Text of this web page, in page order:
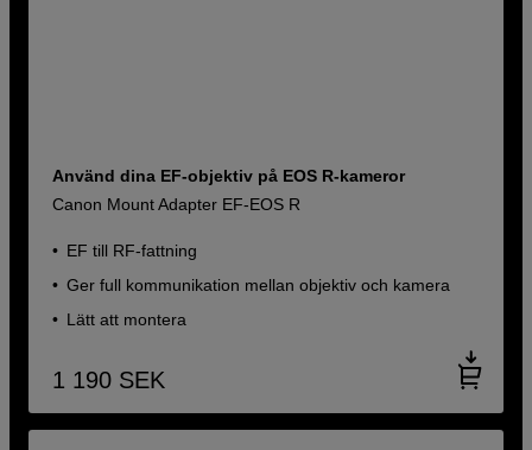
Använd dina EF-objektiv på EOS R-kameror
Canon Mount Adapter EF-EOS R
EF till RF-fattning
Ger full kommunikation mellan objektiv och kamera
Lätt att montera
1 190 SEK